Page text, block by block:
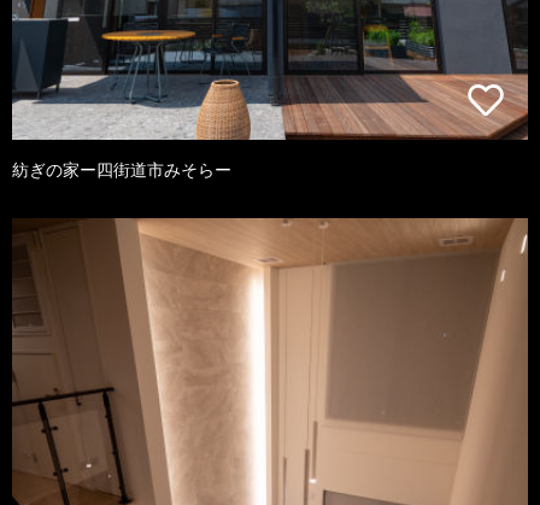
紡ぎの家ー四街道市みそらー